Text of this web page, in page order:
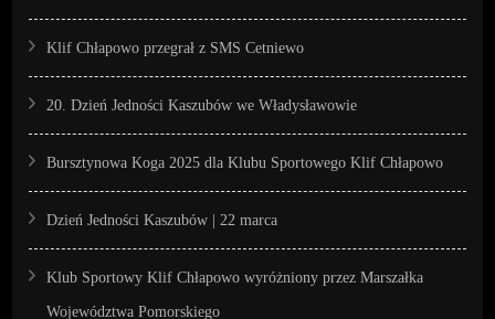
Klif Chłapowo przegrał z SMS Cetniewo
20. Dzień Jedności Kaszubów we Władysławowie
Bursztynowa Koga 2025 dla Klubu Sportowego Klif Chłapowo
Dzień Jedności Kaszubów | 22 marca
Klub Sportowy Klif Chłapowo wyróżniony przez Marszałka
Województwa Pomorskiego